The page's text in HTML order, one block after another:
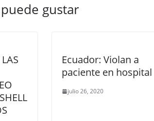
gustar
Ecuador: Violan a
paciente en hospital
julio 26, 2020